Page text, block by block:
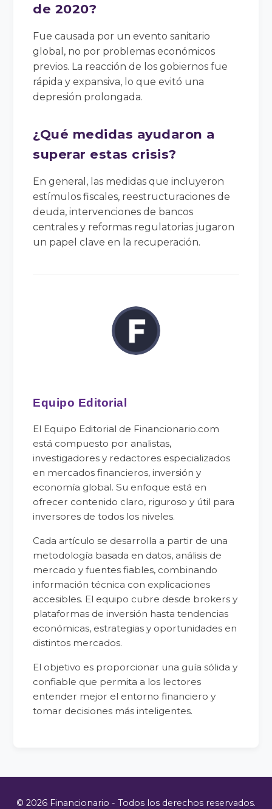
de 2020?
Fue causada por un evento sanitario
global, no por problemas económicos
previos. La reacción de los gobiernos fue
rápida y expansiva, lo que evitó una
depresión prolongada.
¿Qué medidas ayudaron a
superar estas crisis?
En general, las medidas que incluyeron
estímulos fiscales, reestructuraciones de
deuda, intervenciones de bancos
centrales y reformas regulatorias jugaron
un papel clave en la recuperación.
Equipo Editorial
El Equipo Editorial de Financionario.com
está compuesto por analistas,
investigadores y redactores especializados
en mercados financieros, inversión y
economía global. Su enfoque está en
ofrecer contenido claro, riguroso y útil para
inversores de todos los niveles.
Cada artículo se desarrolla a partir de una
metodología basada en datos, análisis de
mercado y fuentes fiables, combinando
información técnica con explicaciones
accesibles. El equipo cubre desde brokers y
plataformas de inversión hasta tendencias
económicas, estrategias y oportunidades en
distintos mercados.
El objetivo es proporcionar una guía sólida y
confiable que permita a los lectores
entender mejor el entorno financiero y
tomar decisiones más inteligentes.
© 2026 Financionario - Todos los derechos reservados.